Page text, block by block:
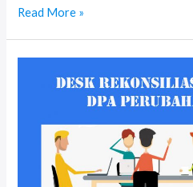
LAPORAN
IMPLEMENTASI
BELANJA
MELALUI
KATALOG
Read More »